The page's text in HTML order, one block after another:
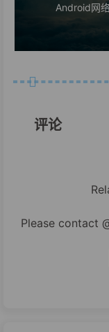
Android网
评论
Please contact